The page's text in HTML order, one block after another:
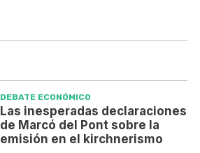
DEBATE ECONÓMICO
Las inesperadas declaraciones
de Marcó del Pont sobre la
emisión en el kirchnerismo